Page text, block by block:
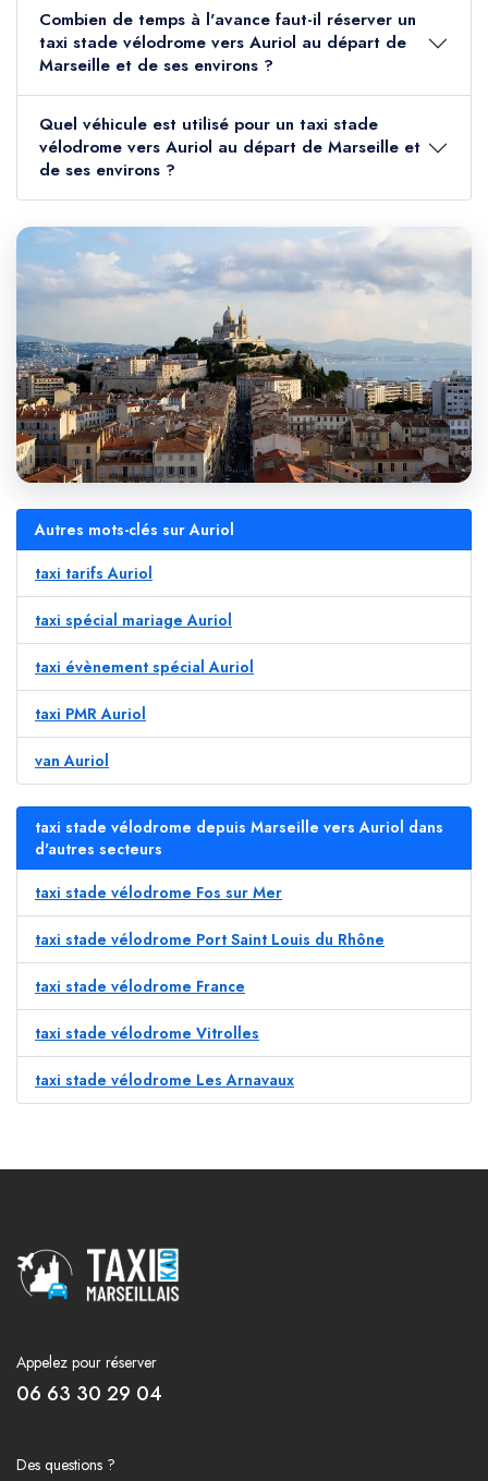
Combien de temps à l'avance faut-il réserver un
taxi stade vélodrome vers Auriol au départ de
Marseille et de ses environs ?
Quel véhicule est utilisé pour un taxi stade
vélodrome vers Auriol au départ de Marseille et
de ses environs ?
Autres mots-clés sur Auriol
taxi tarifs Auriol
taxi spécial mariage Auriol
taxi évènement spécial Auriol
taxi PMR Auriol
van Auriol
taxi stade vélodrome depuis Marseille vers Auriol dans
d'autres secteurs
taxi stade vélodrome Fos sur Mer
taxi stade vélodrome Port Saint Louis du Rhône
taxi stade vélodrome France
taxi stade vélodrome Vitrolles
taxi stade vélodrome Les Arnavaux
Appelez pour réserver
06 63 30 29 04
Des questions ?